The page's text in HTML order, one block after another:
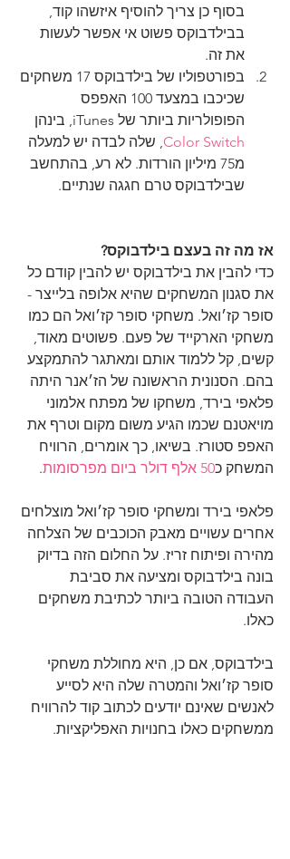
בסוף כן צריך להוסיף איזשהו קוד,
בבילדבוקס פשוט אי אפשר לעשות
את זה.
בפורטפוליו של בילדבוקס 17 משחקים
שכיכבו במצעד 100 האפפס
הפופולריות ביותר של iTunes, בינהן
Color Switch, שלה לבדה יש למעלה
מ75 מיליון הורדות. לא רע, בהתחשב
שבילדבוקס טרם חגגה שנתיים.
אז מה זה בעצם בילדבוקס?
כדי להבין את בילדבוקס יש להבין קודם כל
את סגנון המשחקים שהיא אלופה בלייצר -
סופר קז׳ואל. משחקי סופר קז׳ואל הם כמו
משחקי הארקייד של פעם. פשוטים מאוד,
קשים, קל ללמוד אותם ומאתגר להתמקצע
בהם. הסנונית הראשונה של הז׳אנר היתה
פלאפי בירד, משחקו של מפתח אלמוני
מויאטנם שכמו הגיע משום מקום וטרף את
האפפ סטורז. בשיאו, כך אומרים, הרוויח
המשחק כ50 אלף דולר ביום מפרסומות .
פלאפי בירד ומשחקי סופר קז׳ואל מוצלחים
אחרים עשויים מאבק הכוכבים של הצלחה
מהירה ופיתוח זריז. על החלום הזה בדיוק
בונה בילדבוקס ומציעה את סביבת
העבודה הטובה ביותר לכתיבת משחקים
כאלו.
בילדבוקס, אם כן, היא מחוללת משחקי
סופר קז׳ואל והמטרה שלה היא לסייע
לאנשים שאינם יודעים לכתוב קוד להרוויח
ממשחקים כאלו בחנויות האפליקציות.